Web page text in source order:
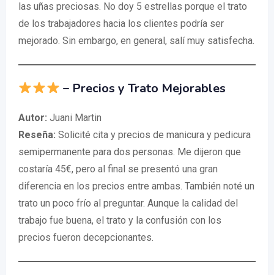
las uñas preciosas. No doy 5 estrellas porque el trato
de los trabajadores hacia los clientes podría ser
mejorado. Sin embargo, en general, salí muy satisfecha.
– Precios y Trato Mejorables
Autor: Juani Martin
Reseña: Solicité cita y precios de manicura y pedicura
semipermanente para dos personas. Me dijeron que
costaría 45€, pero al final se presentó una gran
diferencia en los precios entre ambas. También noté un
trato un poco frío al preguntar. Aunque la calidad del
trabajo fue buena, el trato y la confusión con los
precios fueron decepcionantes.